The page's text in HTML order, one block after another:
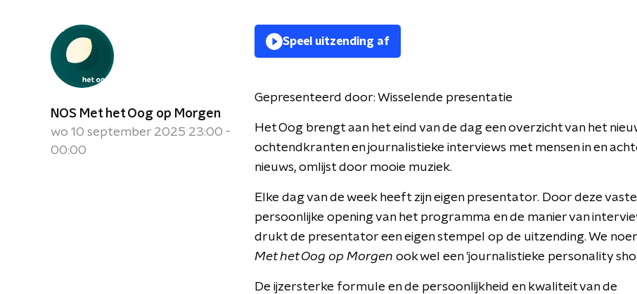
NOS Met het Oog op Morgen
wo 10 september 2025 23:00 -
00:00
Speel uitzending af
Gepresenteerd door: Wisselende presentatie
Het Oog brengt aan het eind van de dag een overzicht van het
ochtendkranten en journalistieke interviews met mensen in en
nieuws, omlijst door mooie muziek.
Elke dag van de week heeft zijn eigen presentator. Door deze
persoonlijke opening van het programma en de manier van
drukt de presentator een eigen stempel op de uitzending. We
Met het Oog op Morgen ook wel een 'journalistieke personality
De ijzersterke formule en de persoonlijkheid en kwaliteit van de